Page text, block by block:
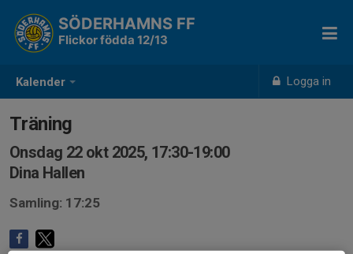
Kalender Logga in
SÖDERHAMNS FF
Flickor födda 12/13
Träning
Onsdag 22 okt 2025, 17:30-19:00
Dina Hallen
Samling: 17:25